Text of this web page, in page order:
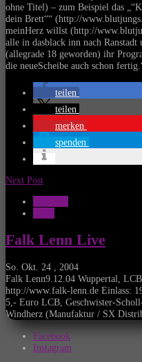
ohne Titel) – zum Beispiel das
dein Brett““ (http://
meinHerz willst (http://
alle in dasblack inn nach
(allegrade 18 geworden) ihr
die neueScheibe auch schon
teilen
teilen
merken
spenden
Next Post
Falk Lenn Live
So. Okt. 24 , 2004
Falk Lenn9.12.04 Wuppertal,
http://www.falk-lenn.de Einlass:
5,- Euro LCB, Geschwister-
Windherz (Manufaktur / SX
Facebook
Instagram